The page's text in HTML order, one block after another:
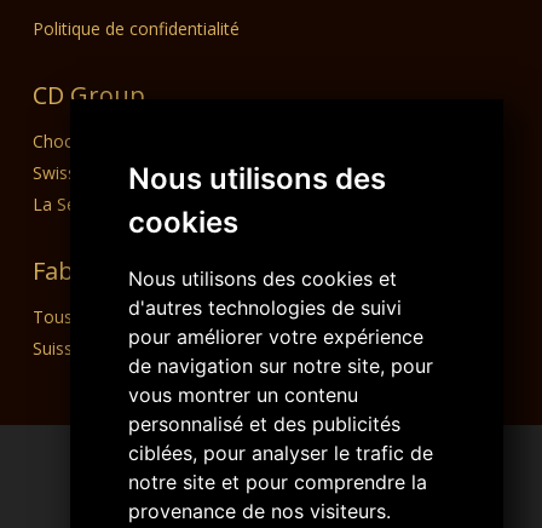
Nous utilisons des
cookies
Nous utilisons des cookies et
d'autres technologies de suivi
pour améliorer votre expérience
de navigation sur notre site, pour
vous montrer un contenu
personnalisé et des publicités
ciblées, pour analyser le trafic de
notre site et pour comprendre la
provenance de nos visiteurs.
Politique de confidentialité
CD Group
Choco Diffusion SA
Swiss Dream Chocolate
La Semeuse SA
Fabriqué en Suisse
Tous nos produits sont conçus, fabriqués et emballés en
Suisse.